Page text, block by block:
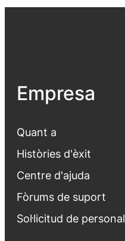
Empresa
Quant a
Històries d'èxit
Centre d'ajuda
Fòrums de suport
Sol·licitud de